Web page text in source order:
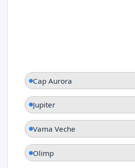
Cap Aurora
Jupiter
Vama Veche
Olimp